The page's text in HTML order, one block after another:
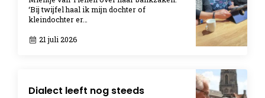
‘Bij twijfel haal ik mijn dochter of
kleindochter er…
21 juli 2026
Dialect leeft nog steeds